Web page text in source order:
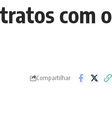
com o
Compartilhar